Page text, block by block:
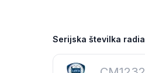
Serijska številka radia